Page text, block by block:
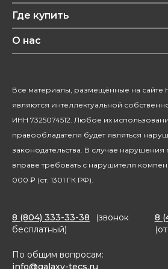
Уход за волосами
Красота и здоровье
Уход за домом
Посуда
Рецепты
Где купить
О нас
Благотворительность
Все материалы, размещённые на сайте
являются интеллектуальной
ИНН 7325074512. Любое их
правообладателя будет являться
законодательства. В случае
вправе требовать с нарушителя
000 ₽ (ст. 1301 ГК РФ).
8 (804) 333-33-38
(звонок
бесплатный)
8
По общим вопросам:
info@galaxy-tecs.ru